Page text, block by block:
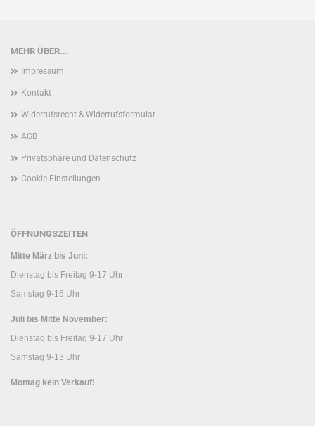
MEHR ÜBER...
Impressum
Kontakt
Widerrufsrecht & Widerrufsformular
AGB
Privatsphäre und Datenschutz
Cookie Einstellungen
ÖFFNUNGSZEITEN
Mitte März bis Juni:
Dienstag bis Freitag 9-17 Uhr
Samstag 9-16 Uhr
Juli bis Mitte November:
Dienstag bis Freitag 9-17 Uhr
Samstag 9-13 Uhr
Montag kein Verkauf!